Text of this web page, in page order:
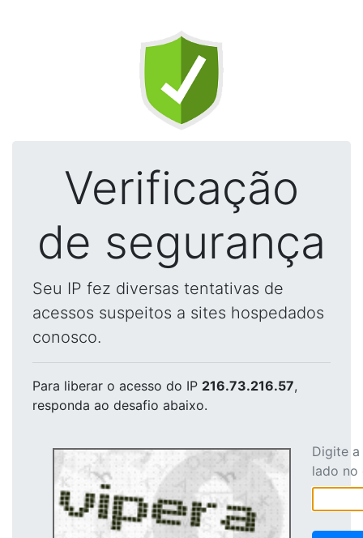
Verificação
de segurança
Seu IP fez diversas tentativas de
acessos suspeitos a sites hospedados
conosco.
Para liberar o acesso do IP 216.73.216.57,
responda ao desafio abaixo.
Digite
lado no